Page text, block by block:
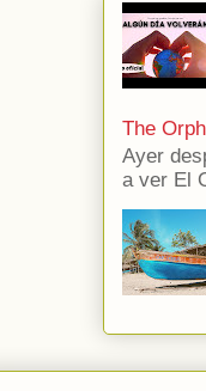
The
Ayer
a ver El